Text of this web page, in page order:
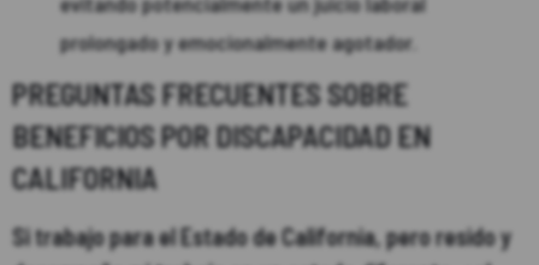
prolongado y emocionalmente agotador.
PREGUNTAS FRECUENTES SOBRE
BENEFICIOS POR DISCAPACIDAD EN
CALIFORNIA
Si trabajo para el Estado de California, pero resido y